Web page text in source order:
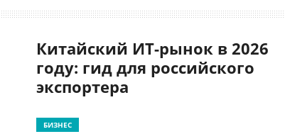
Китайский ИТ-рынок в 2026
году: гид для российского
экспортера
БИЗНЕС